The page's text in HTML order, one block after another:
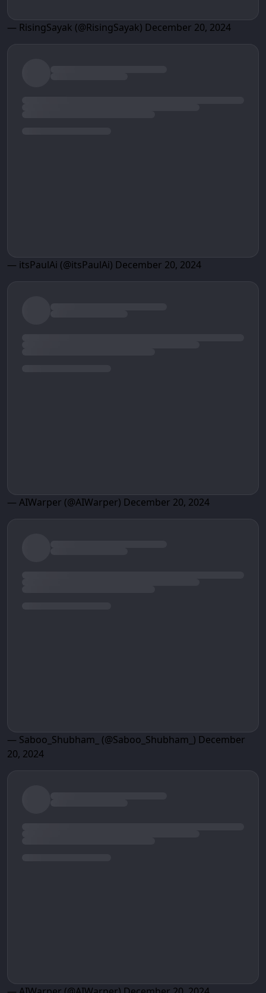
— RisingSayak (@RisingSayak) December 20, 2024
— itsPaulAi (@itsPaulAi) December 20, 2024
— AIWarper (@AIWarper) December 20, 2024
— Saboo_Shubham_ (@Saboo_Shubham_) December
20, 2024